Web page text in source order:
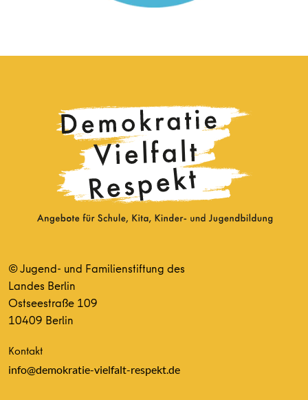
© Jugend- und Familienstiftung des
Landes Berlin
Ostseestraße 109
10409 Berlin
Kontakt
info@demokratie-vielfalt-respekt.de